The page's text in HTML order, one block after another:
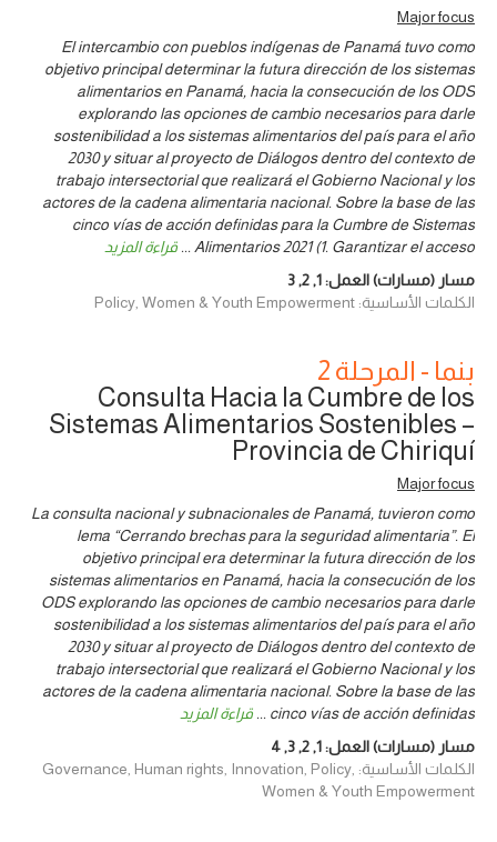
Major focus
El intercambio con pueblos indígenas de Panamá tuvo como
objetivo principal determinar la futura dirección de los sistemas
alimentarios en Panamá, hacia la consecución de los ODS
explorando las opciones de cambio necesarios para darle
sostenibilidad a los sistemas alimentarios del país para el año
2030 y situar al proyecto de Diálogos dentro del contexto de
trabajo intersectorial que realizará el Gobierno Nacional y los
actores de la cadena alimentaria nacional. Sobre la base de las
cinco vías de acción definidas para la Cumbre de Sistemas
Alimentarios 2021 (1. Garantizar el acceso
... قراءة المزيد
مسار (مسارات) العمل:1
,
2
,
3
الكلمات الأساسية: Policy, Women & Youth Empowerment
بنما - المرحلة 2
Consulta Hacia la Cumbre de los
Sistemas Alimentarios Sostenibles –
Provincia de Chiriquí
Major focus
La consulta nacional y subnacionales de Panamá, tuvieron como
lema “Cerrando brechas para la seguridad alimentaria”. El
objetivo principal era determinar la futura dirección de los
sistemas alimentarios en Panamá, hacia la consecución de los
ODS explorando las opciones de cambio necesarios para darle
sostenibilidad a los sistemas alimentarios del país para el año
2030 y situar al proyecto de Diálogos dentro del contexto de
trabajo intersectorial que realizará el Gobierno Nacional y los
actores de la cadena alimentaria nacional. Sobre la base de las
cinco vías de acción definidas
... قراءة المزيد
مسار (مسارات) العمل:1
,
2
,
3
,
4
الكلمات الأساسية: Governance, Human rights, Innovation, Policy,
Women & Youth Empowerment